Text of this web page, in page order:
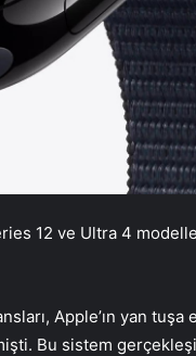
12 ve Ultra 4
Apple’ın yan
Bu sistem